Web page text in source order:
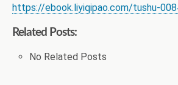
https://ebook.liyiqipao.com/tushu-
Related Posts:
No Related Posts